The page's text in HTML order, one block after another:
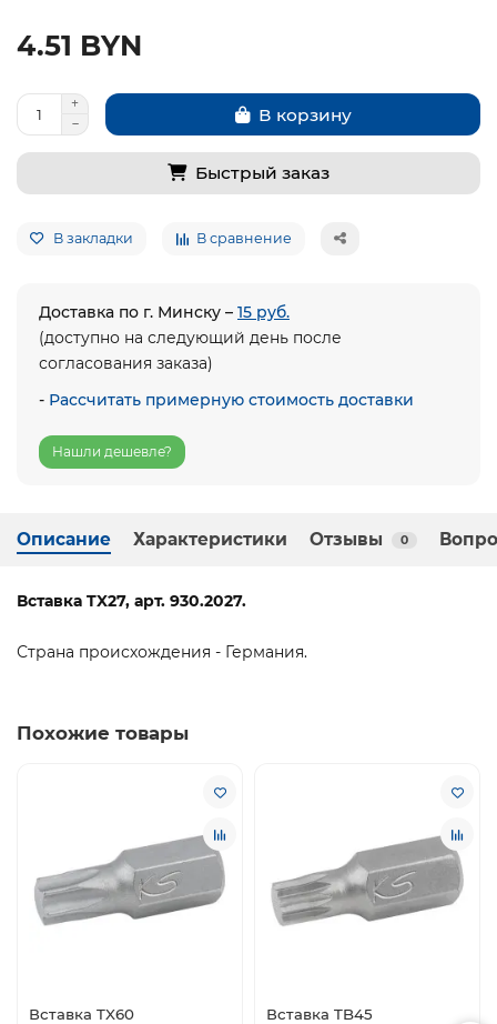
4.51 BYN
В корзину
Быстрый заказ
В закладки В сравнение
Доставка по г. Минску – 15 руб.
(доступно на следующий день после
согласования заказа)
- Рассчитать примерную стоимость доставки
Нашли дешевле?
Описание Характеристики Отзывы 0
Вставка TX27, арт. 930.2027.
Страна происхождения - Германия.
Похожие товары
Вставка TX60 Вставка TB45